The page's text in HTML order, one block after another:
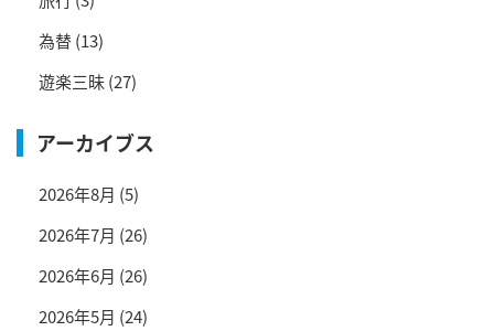
為替(13)
遊楽三昧(27)
アーカイブス
2026年8月 (5)
2026年7月 (26)
2026年6月 (26)
2026年5月 (24)